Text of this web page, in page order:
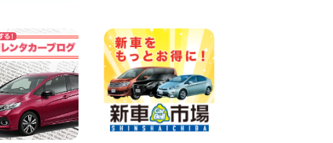
の里店!! 愛知県 中川かの里店
100円レンタカー 中川かの里
2026年08月07日
☆ 夏休みクーポン登場!最大
9,500円おトク! ☆ 鳥取県 鳥
取青谷店
100円レンタカー 鳥取青谷
2026年08月07日